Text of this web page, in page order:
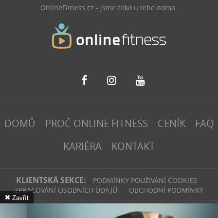
OnlineFitness.cz - jsme fitko u tebe doma.
DOMŮ PROČ ONLINE FITNESS CENÍK
FAQ
KARIÉRA
KONTAKT
KLIENTSKÁ SEKCE:
PODMÍNKY POUŽÍVÁNÍ COOKIES
ZPRACOVÁNÍ OSOBNÍCH ÚDAJŮ
OBCHODNÍ PODMÍNKY
fitinvest | 2026
Zavřít